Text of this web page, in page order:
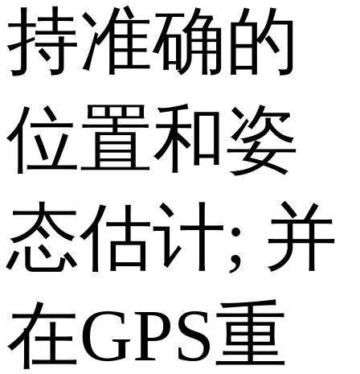
持准确的
位置和姿
态估计; 并
在GPS重